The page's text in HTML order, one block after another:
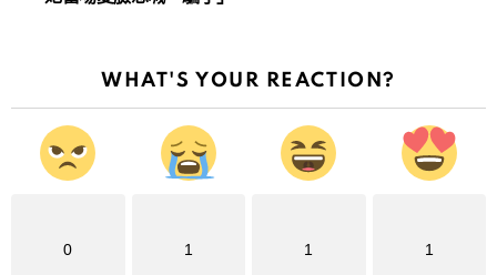
WHAT'S YOUR REACTION?
0 1 1 1